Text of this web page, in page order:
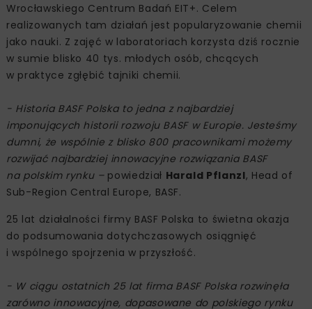
Wrocławskiego Centrum Badań EIT+. Celem
realizowanych tam działań jest popularyzowanie chemii
jako nauki. Z zajęć w laboratoriach korzysta dziś rocznie
w sumie blisko 40 tys. młodych osób, chcących
w praktyce zgłębić tajniki chemii.
- Historia BASF Polska to jedna z najbardziej
imponujących historii rozwoju BASF w Europie. Jesteśmy
dumni, że wspólnie z blisko 800 pracownikami możemy
rozwijać najbardziej innowacyjne rozwiązania BASF
na polskim rynku –powiedział Harald Pflanzl, Head of
Sub-Region Central Europe, BASF.
25 lat działalności firmy BASF Polska to świetna okazja
do podsumowania dotychczasowych osiągnięć
i wspólnego spojrzenia w przyszłość.
- W ciągu ostatnich 25 lat firma BASF Polska rozwinęła
zarówno innowacyjne, dopasowane do polskiego rynku